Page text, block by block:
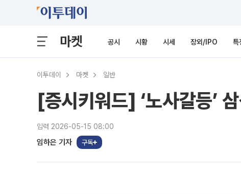
마켓 공시 시황 시세 장외/IPO 특
이투데이 마켓 일반
[증시키워드] ‘노사갈등’
입력 2026-05-15 08:00
임하은 기자 구독